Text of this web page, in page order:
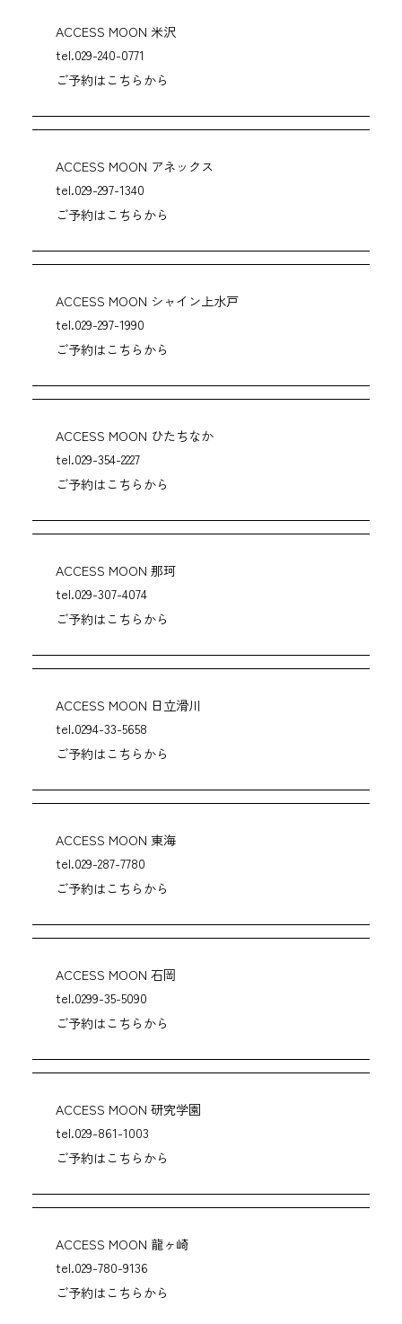
ACCESS MOON 米沢
tel.029-240-0771
ご予約はこちらから
ACCESS MOON アネックス
tel.029-297-1340
ご予約はこちらから
ACCESS MOON シャイン上水戸
tel.029-297-1990
ご予約はこちらから
ACCESS MOON ひたちなか
tel.029-354-2227
ご予約はこちらから
ACCESS MOON 那珂
tel.029-307-4074
ご予約はこちらから
ACCESS MOON 日立滑川
tel.0294-33-5658
ご予約はこちらから
ACCESS MOON 東海
tel.029-287-7780
ご予約はこちらから
ACCESS MOON 石岡
tel.0299-35-5090
ご予約はこちらから
ACCESS MOON 研究学園
tel.029-861-1003
ご予約はこちらから
ACCESS MOON 龍ヶ崎
tel.029-780-9136
ご予約はこちらから